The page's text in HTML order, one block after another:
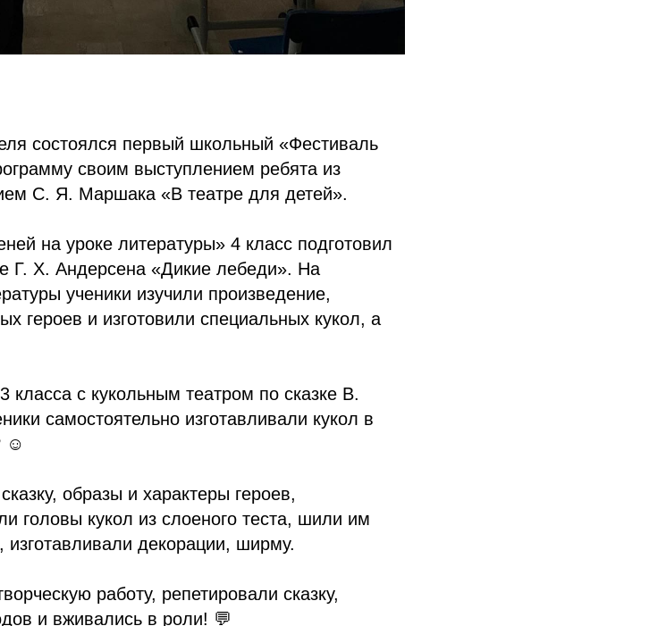
состоялся первый школьный «Фестиваль
своим выступлением ребята из
С. Я. Маршака «В театре для детей».
на уроке литературы» 4 класс подготовил
Г. Х. Андерсена «Дикие лебеди». На
ученики изучили произведение,
героев и изготовили специальных кукол, а
с кукольным театром по сказке В.
самостоятельно изготавливали кукол в
☺️
образы и характеры героев,
головы кукол из слоеного теста, шили им
декорации, ширму.
работу, репетировали сказку,
и вживались в роли! 💬